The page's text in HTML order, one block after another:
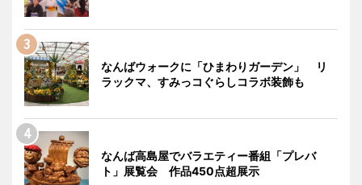
なんばウォークに「ひまわりガーデン」 リ
ラックマ、すみっコぐらしコラボ装飾も
なんば高島屋でバラエティー番組「プレバ
ト」展覧会 作品450点超展示